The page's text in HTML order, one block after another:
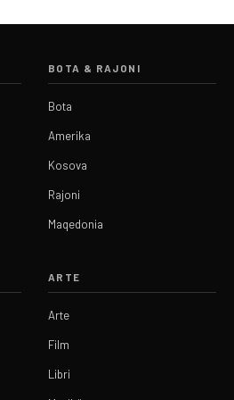
BOTA & RAJONI
Bota
Amerika
Kosova
Rajoni
Maqedonia
ARTE
Arte
Film
Libri